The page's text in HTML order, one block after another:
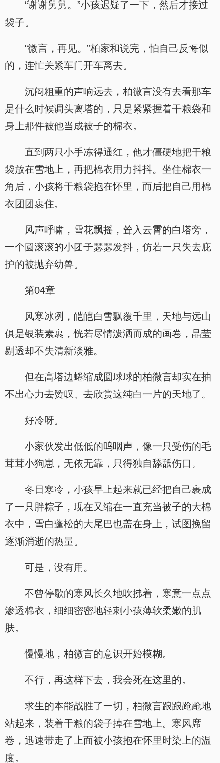
“谢谢舅舅。”小孩迟疑了一下，然后才接过
袋子。
“微言，再见。”柏家和说完，怕自己反悔似
的，连忙关紧车门开车离去。
沉闷粗重的声响远去，柏微言没有去看那车
是什么时候调头离塔的，只是紧紧握着干粮袋和
身上那件被他当成被子的棉衣。
直到两只小手冻得通红，他才僵硬地把干粮
袋放在雪地上，再把棉衣用力抖抖。坐住棉衣一
角后，小孩将干粮袋抱在怀里，而后把自己用棉
衣团团裹住。
风声呼啸，雪花飘摇，耸入云霄的白塔旁，
一个圆滚滚的小团子瑟瑟发抖，仿若一只失去庇
护的被抛弃幼兽。
第04章
风寒冰冽，皑皑白雪飘覆千里，天地与远山
俱是银装素裹，恍若尽情泼洒而成的画卷，晶莹
剔透却不失清新淡雅。
但在高塔边蜷缩成圆球球的柏微言却实在抽
不出心力去赞叹、去欣赏这纯白一片的天地了。
好冷呀。
小家伙发出低低的呜咽声，像一只受伤的毛
茸茸小狗崽，无依无靠，只得独自舔舐伤口。
冬日寒冷，小孩早上起来就已经把自己裹成
了一只胖粽子，现在又缩在一直充当被子的大棉
衣中，雪白蓬松的大尾巴也盖在身上，试图挽留
逐渐消逝的热量。
可是，没有用。
不曾停歇的寒风长久地吹拂着，寒意一点点
渗透棉衣，细细密密地轻刺小孩薄软柔嫩的肌
肤。
慢慢地，柏微言的意识开始模糊。
不行，再这样下去，我会死在这里的。
求生的本能战胜了一切，柏微言踉踉跄跄地
站起来，装着干粮的袋子掉在雪地上。寒风席
卷，迅速带走了上面被小孩抱在怀里时染上的温
度。